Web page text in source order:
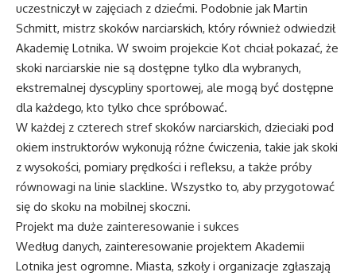
uczestniczył w zajęciach z dziećmi. Podobnie jak Martin
Schmitt, mistrz skoków narciarskich, który również odwiedził
Akademię Lotnika. W swoim projekcie Kot chciał pokazać, że
skoki narciarskie nie są dostępne tylko dla wybranych,
ekstremalnej dyscypliny sportowej, ale mogą być dostępne
dla każdego, kto tylko chce spróbować.
W każdej z czterech stref skoków narciarskich, dzieciaki pod
okiem instruktorów wykonują różne ćwiczenia, takie jak skoki
z wysokości, pomiary prędkości i refleksu, a także próby
równowagi na linie slackline. Wszystko to, aby przygotować
się do skoku na mobilnej skoczni.
Projekt ma duże zainteresowanie i sukces
Według danych, zainteresowanie projektem Akademii
Lotnika jest ogromne. Miasta, szkoły i organizacje zgłaszają